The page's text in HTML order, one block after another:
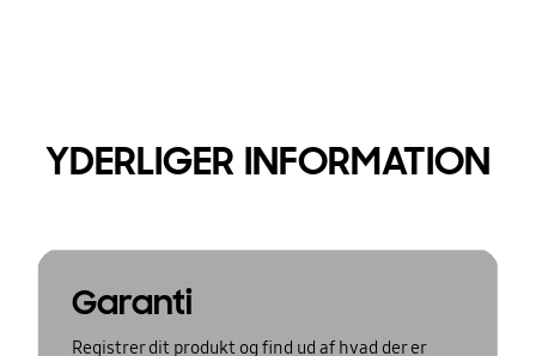
YDERLIGER INFORMATION
Garanti
Registrer dit produkt og find ud af hvad der er